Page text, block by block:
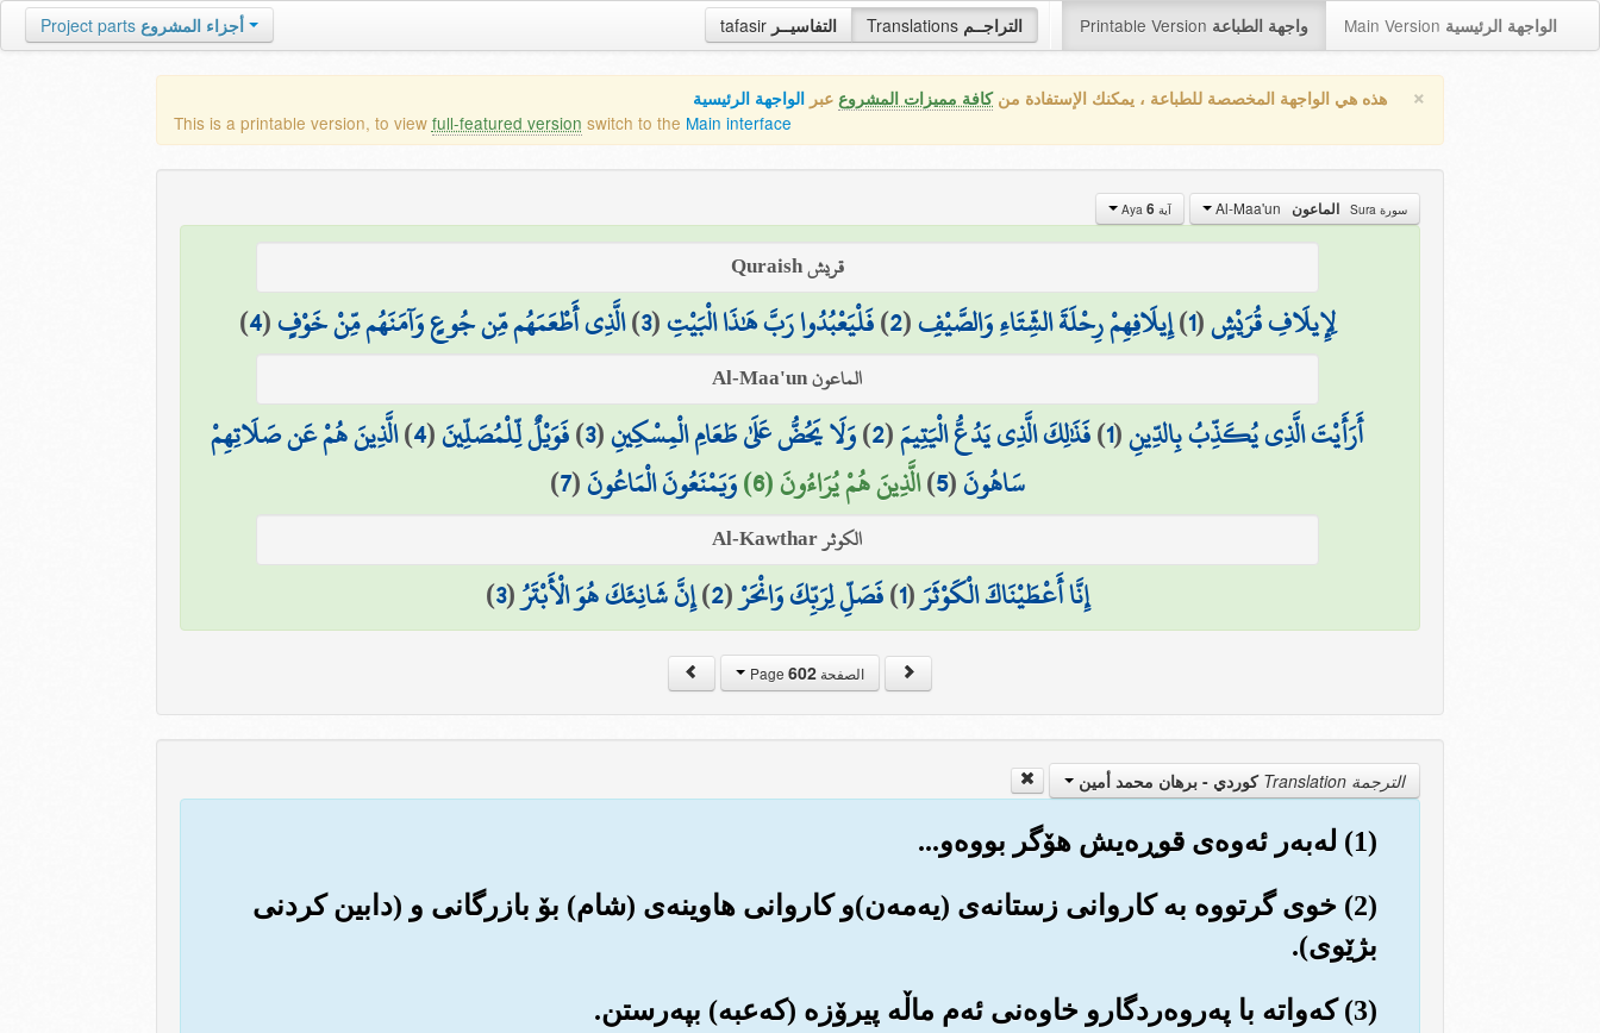
tafasir التفاسيــر Translations التراجــم Printable Version واجهة الطباعة Main Version الواجهة الرئيسية Project parts أجزاء المشروع
× هذه هي الواجهة المخصصة للطباعة ، يمكنك الإستفادة منكافة مميزات المشروع عبر الواجهة الرئيسية
This is a printable version, to view full-featured version switch to the Main interface
سورة Sura الماعون آية Aya 6
قريش Quraish
لِإِيلَافِ قُرَيْشٍ(
1
)إِيلَافِهِمْ رِحْلَةَ الشِّتَاءِ وَالصَّيْفِ(
2
)فَلْيَعْبُدُوا رَبَّ هَٰذَا الْبَيْتِ(
3
)الَّذِي أَطْعَمَهُم مِّن جُوعٍ وَآمَنَهُم مِّنْ خَوْفٍ(
4
)
الماعون Al-Maa'un
أَرَأَيْتَ الَّذِي يُكَذِّبُ بِالدِّينِ(
1
)فَذَٰلِكَ الَّذِي يَدُعُّ الْيَتِيمَ(
2
)وَلَا يَحُضُّ عَلَىٰ طَعَامِ الْمِسْكِينِ(
3
)فَوَيْلٌ لِّلْمُصَلِّينَ(
4
)الَّذِينَ هُمْ عَن صَلَاتِهِمْ
سَاهُونَ(
5
)الَّذِينَ هُمْ يُرَاءُونَ (6) وَيَمْنَعُونَ الْمَاعُونَ(
7
)
الكوثر Al-Kawthar
إِنَّا أَعْطَيْنَاكَ الْكَوْثَرَ(
1
)فَصَلِّ لِرَبِّكَ وَانْحَرْ(
2
)إِنَّ شَانِئَكَ هُوَ الْأَبْتَرُ(
3
)
الصفحة Page602
الترجمة Translation كوردي - برهان محمد أمين
(1) له‌به‌ر ئه‌وه‌ی قوڕه‌یش هۆگر بووه‌و...
(2) خوی گرتووه به کاروانی زستانه‌ی (یه‌مه‌ن)و کاروانی هاوینه‌ی (شام) بۆ بازرگانی و (دابین کردنی
بژێوی).
(3) که‌واته با په‌روه‌ردگارو خاوه‌نی ئه‌م ماڵه پیرۆزه (که‌عبه‌) بپه‌رستن.